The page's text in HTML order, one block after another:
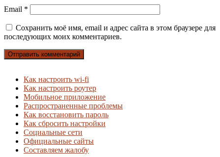
Email *
Сохранить моё имя, email и адрес сайта в этом браузере для
последующих моих комментариев.
Как настроить wi-fi
Как настроить роутер
Мобильное приложение
Распространенные проблемы
Как восстановить пароль
Как сбросить настройки
Социальные сети
Официальные сайты
Составляем жалобу